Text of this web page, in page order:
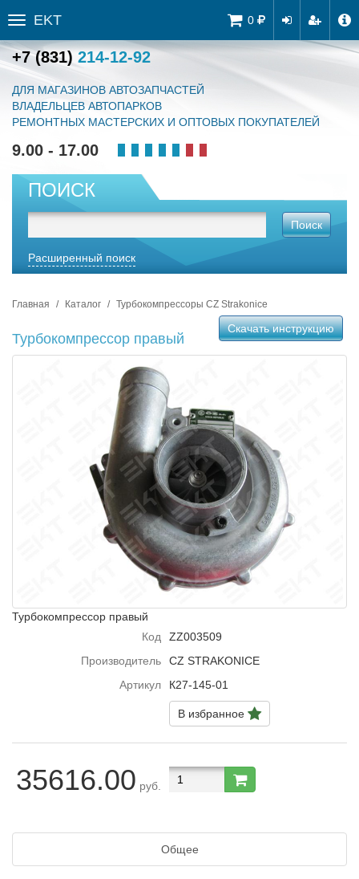
0
Toggle
sidebar
EKT
+7 (831) 214-12-92
ДЛЯ МАГАЗИНОВ АВТОЗАПЧАСТЕЙ
ВЛАДЕЛЬЦЕВ АВТОПАРКОВ
РЕМОНТНЫХ МАСТЕРСКИХ И ОПТОВЫХ ПОКУПАТЕЛЕЙ
9.00 - 17.00
ПОИСК
Поиск
Расширенный поиск
Главная Каталог Турбокомпрессоры CZ Strakonice
Турбокомпрессор правый
Скачать инструкцию
Турбокомпрессор правый
Код
ZZ003509
Производитель
CZ STRAKONICE
Артикул
К27-145-01
В избранное
35616.00 руб.
Общее